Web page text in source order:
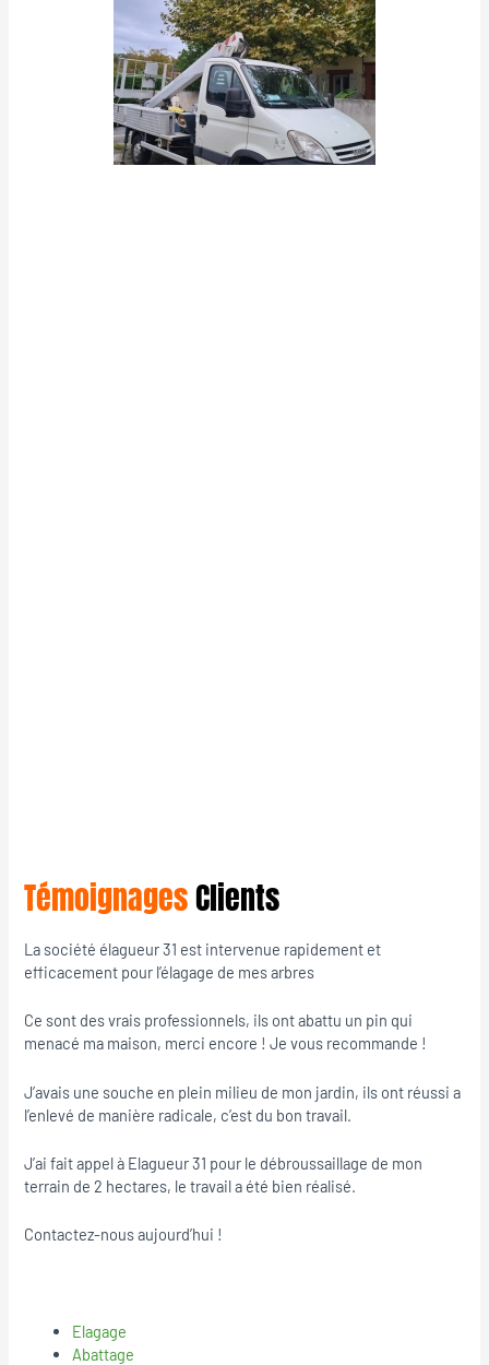
TémoignagesClients
La société élagueur 31 est intervenue rapidement et
efficacement pour l’élagage de mes arbres
Ce sont des vrais professionnels, ils ont abattu un pin qui
menacé ma maison, merci encore ! Je vous recommande !
J’avais une souche en plein milieu de mon jardin, ils ont réussi a
l’enlevé de manière radicale, c’est du bon travail.
J’ai fait appel à Elagueur 31 pour le débroussaillage de mon
terrain de 2 hectares, le travail a été bien réalisé.
Contactez-nous aujourd’hui !
Elagage
Abattage